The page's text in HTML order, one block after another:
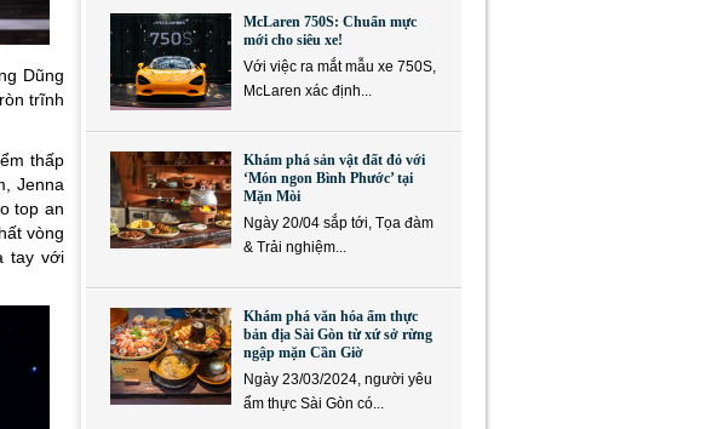
Dũng
trĩnh
thấp
Jenna
top an
vòng
tay với
McLaren 750S: Chuẩn mực
mới cho siêu xe!
Với việc ra mắt mẫu xe 750S,
McLaren xác định...
Khám phá sản vật đất đỏ với
‘Món ngon Bình Phước’ tại
Mặn Mòi
Ngày 20/04 sắp tới, Tọa đàm
& Trải nghiệm...
Khám phá văn hóa ẩm thực
bản địa Sài Gòn từ xứ sở rừng
ngập mặn Cần Giờ
Ngày 23/03/2024, người yêu
ẩm thực Sài Gòn có...